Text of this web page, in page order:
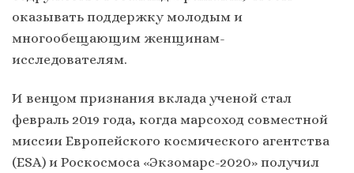
оказывать поддержку молодым и
многообещающим женщинам-
исследователям.
И венцом признания вклада ученой стал
февраль 2019 года, когда марсоход совместной
миссии Европейского космического агентства
(ESA) и Роскосмоса «Экзомарс-2020» получил